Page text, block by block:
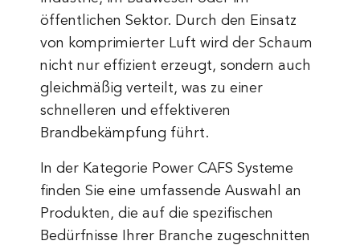
öffentlichen Sektor. Durch den Einsatz
von komprimierter Luft wird der Schaum
nicht nur effizient erzeugt, sondern auch
gleichmäßig verteilt, was zu einer
schnelleren und effektiveren
Brandbekämpfung führt.
In der Kategorie Power CAFS Systeme
finden Sie eine umfassende Auswahl an
Produkten, die auf die spezifischen
Bedürfnisse Ihrer Branche zugeschnitten